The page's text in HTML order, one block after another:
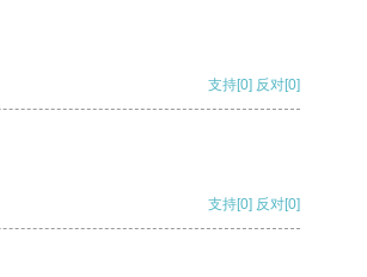
支持[0] 反对[0]
支持[0] 反对[0]